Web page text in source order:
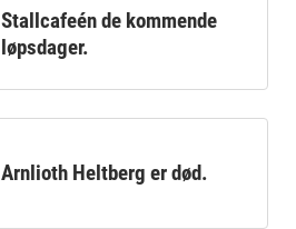
Stallcafeén de kommende
løpsdager.
Arnlioth Heltberg er død.